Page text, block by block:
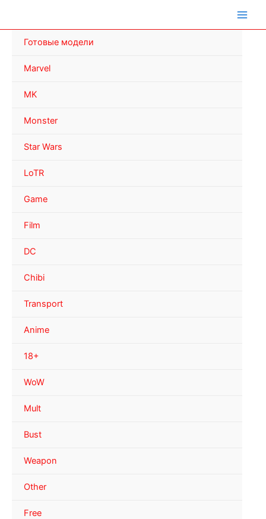
Готовые модели
Marvel
MK
Monster
Star Wars
LoTR
Game
Film
DC
Chibi
Transport
Anime
18+
WoW
Mult
Bust
Weapon
Other
Free